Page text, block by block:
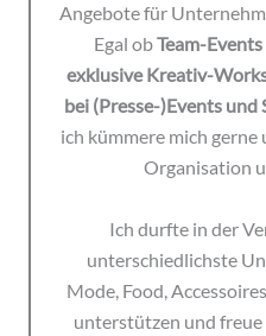
Angebote für
Egal obTeam-Events
exklusive Kreativ-
bei (Presse-)Events
ich kümmere mich
Organisation
Ich durfte in der
unterschiedlichste
Mode, Food,
unterstützen und